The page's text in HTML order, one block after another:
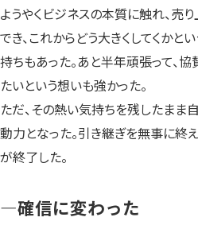
ようやくビジネスの本質に触れ、売
でき、これからどう大きくしてくかと
持ちもあった。あと半年頑張って、
たいという想いも強かった。
ただ、その熱い気持ちを残したまま
動力となった。引き継ぎを無事に終
が終了した。
—確信に変わった